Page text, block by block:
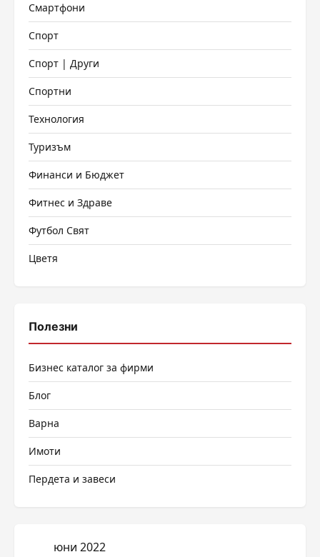
Смартфони
Спорт
Спорт | Други
Спортни
Технология
Туризъм
Финанси и Бюджет
Фитнес и Здраве
Футбол Свят
Цветя
Полезни
Бизнес каталог за фирми
Блог
Варна
Имоти
Пердета и завеси
юни 2022